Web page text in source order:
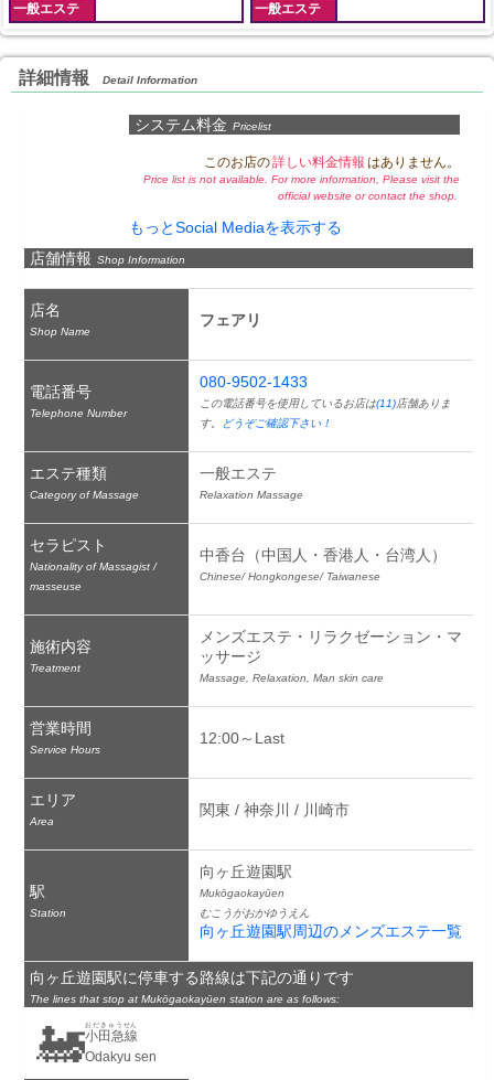
一般エステ 一般エステ
詳細情報 Detail Information
システム料金 Pricelist
このお店の詳しい料金情報 はありません。
Price list is not available. For more information, Please visit the
official website or contact the shop.
もっとSocial Mediaを表示する
店舗情報 Shop Information
店名
Shop Name
フェアリ
電話番号
Telephone Number
080-9502-1433
この電話番号を使用しているお店は(11)店舗ありま
す。
どうぞご確認下さい！
エステ種類
Category of Massage
一般エステ
Relaxation Massage
セラピスト
Nationality of Massagist /
masseuse
中香台（中国人・香港人・台湾人）
Chinese/ Hongkongese/ Taiwanese
施術内容
Treatment
メンズエステ・リラクゼーション・マ
ッサージ
Massage, Relaxation, Man skin care
営業時間
Service Hours
12:00～Last
エリア
Area
関東 / 神奈川 / 川崎市
駅
Station
向ヶ丘遊園駅
Mukōgaokayūen
むこうがおかゆうえん
向ヶ丘遊園駅周辺のメンズエステ一覧
向ヶ丘遊園駅に停車する路線は下記の通りです
The lines that stop at Mukōgaokayūen station are as follows:
🚂小田急線
おだきゅうせん
Odakyu sen